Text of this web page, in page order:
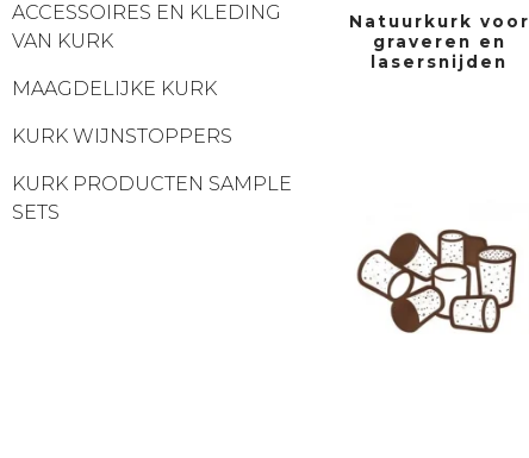
ACCESSOIRES EN KLEDING
VAN KURK
MAAGDELIJKE KURK
KURK WIJNSTOPPERS
KURK PRODUCTEN SAMPLE
SETS
Natuurkurk voor
graveren en
lasersnijden